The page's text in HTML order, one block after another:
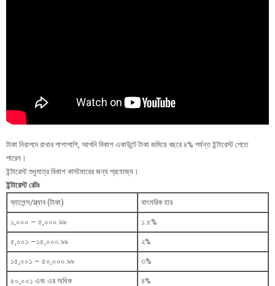
টাকা নিরাপদে রাখার পাশাপাশি, আপনি বিকাশ একাউন্টে টাকা জমিয়ে বছরে ৪% পর্যন্ত ইন্টারেস্ট পেতে
পারেন।
ইন্টারেস্ট শুধুমাত্র বিকাশ কাস্টমারের জন্য প্রযোজ্য।
ইন্টারেস্ট রেটঃ
ব্যালেন্স/স্ল্যাব (টাকা)
বাৎসরিক হার
১,০০০ – ৫,০০০.৯৯ ১.৫%
৫,০০১ –১৫,০০০.৯৯ ২%
১৫,০০১ – ৫০,০০০.৯৯ ৩%
৫০,০০১ এবং এর অধিক ৪%